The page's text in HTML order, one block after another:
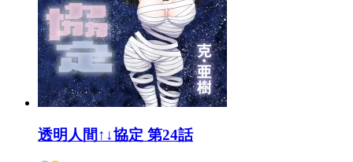
透明人間↑↓協定 第24話